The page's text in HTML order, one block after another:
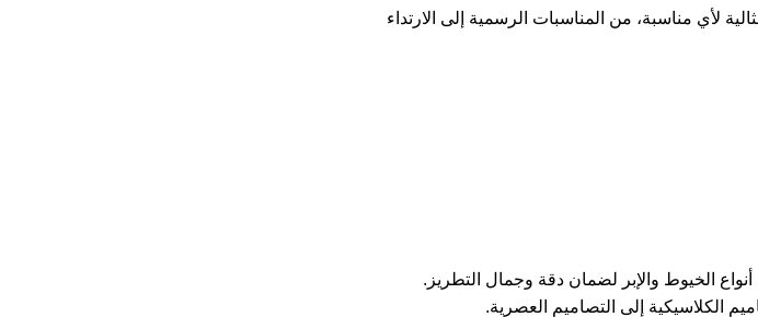
لأي مناسبة، من المناسبات الرسمية إلى الارتداء
الخيوط والإبر لضمان دقة وجمال التطريز.
الكلاسيكية إلى التصاميم العصرية.